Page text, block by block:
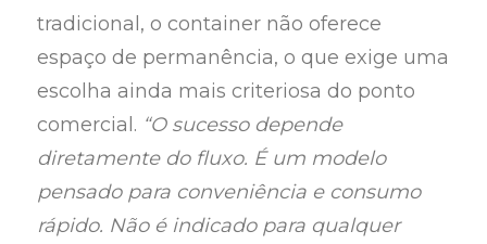
tradicional, o container não oferece
espaço de permanência, o que exige uma
escolha ainda mais criteriosa do ponto
comercial. “O sucesso depende
diretamente do fluxo. É um modelo
pensado para conveniência e consumo
rápido. Não é indicado para qualquer